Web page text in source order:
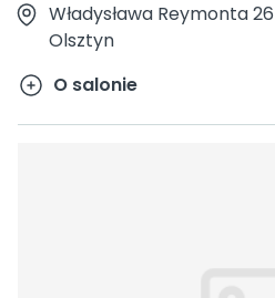
Władysława Reymonta 26
Olsztyn
O salonie